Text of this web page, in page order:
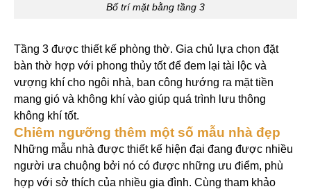
Bố trí mặt bằng tầng 3
Tầng 3 được thiết kế phòng thờ. Gia chủ lựa chọn đặt
bàn thờ hợp với phong thủy tốt để đem lại tài lộc và
vượng khí cho ngôi nhà, ban công hướng ra mặt tiền
mang gió và không khí vào giúp quá trình lưu thông
không khí tốt.
Chiêm ngưỡng thêm một số mẫu nhà đẹp
Những mẫu nhà được thiết kế hiện đại đang được nhiều
người ưa chuộng bởi nó có được những ưu điểm, phù
hợp với sở thích của nhiều gia đình. Cùng tham khảo